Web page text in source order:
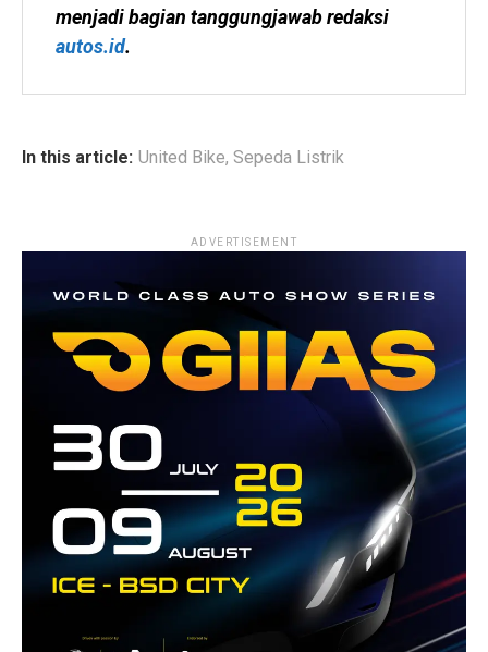
autos.id.
In this article: United Bike, Sepeda Listrik
ADVERTISEMENT